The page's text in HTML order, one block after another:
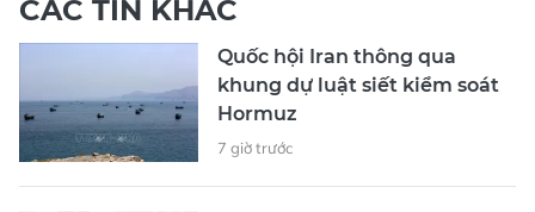
CÁC TIN KHÁC
Quốc hội Iran thông qua
khung dự luật siết kiểm soát
Hormuz
7 giờ trước